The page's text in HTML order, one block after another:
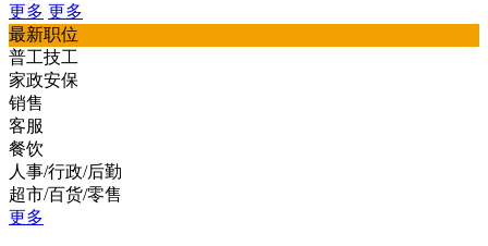
更多 更多
最新职位
普工技工
家政安保
销售
客服
餐饮
人事/行政/后勤
超市/百货/零售
更多